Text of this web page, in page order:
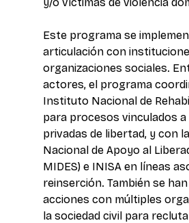
Este programa se
articulación con
organizaciones sociales.
actores, el programa
Instituto Nacional de
para procesos vinculados
privadas de libertad, y con
Nacional de Apoyo al
MIDES) e INISA en líneas
reinserción. También se
acciones con múltiples
la sociedad civil para